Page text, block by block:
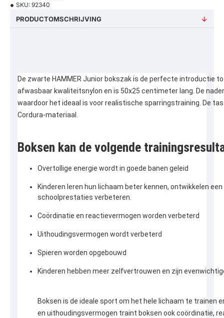
SKU: 92340
PRODUCTOMSCHRIJVING
De zwarte HAMMER Junior bokszak is de perfecte introductie
afwasbaar kwaliteitsnylon en is 50x25 centimeter lang. De
waardoor het ideaal is voor realistische sparringstraining. De
Cordura-materiaal.
Boksen kan de volgende
Overtollige energie wordt in goede banen geleid
Kinderen leren hun lichaam beter kennen, ontwikkelen
schoolprestaties verbeteren.
Coördinatie en reactievermogen worden verbeterd
Uithoudingsvermogen wordt verbeterd
Spieren worden opgebouwd
Kinderen hebben meer zelfvertrouwen en zijn
Boksen is de ideale sport om het hele lichaam te trainen
en uithoudingsvermogen traint boksen ook coördinatie,